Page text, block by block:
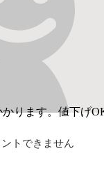
トできません